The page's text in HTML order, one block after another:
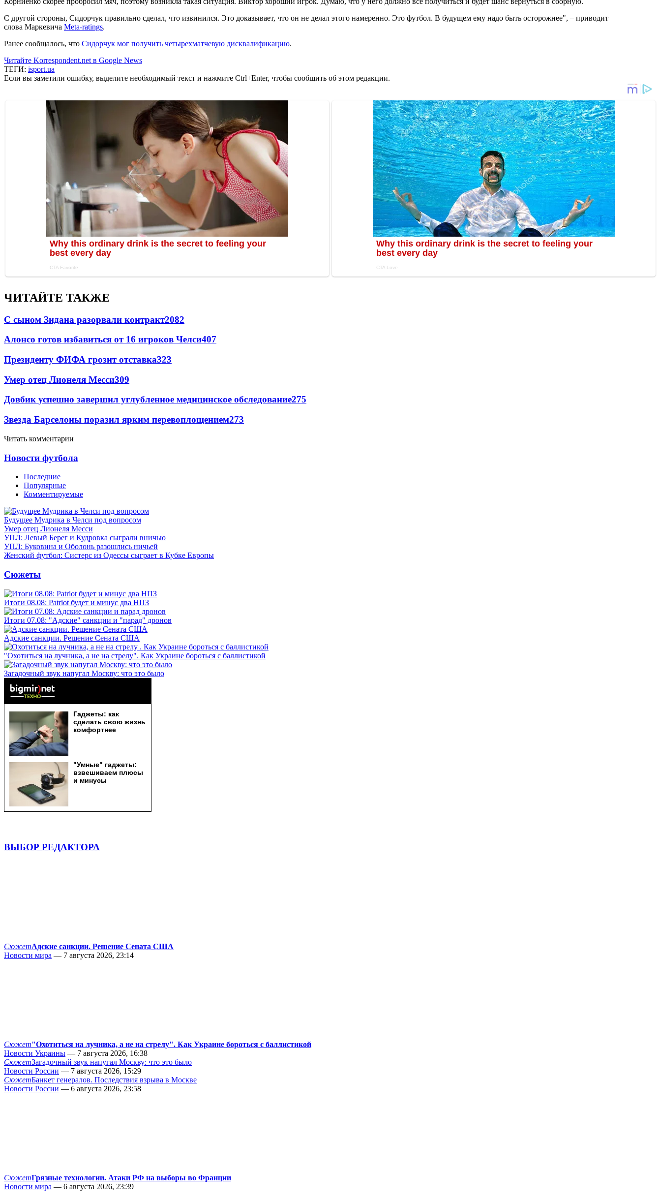
С другой стороны, Сидорчук правильно сделал, что извинился. Это доказывает, что он не делал этого намеренно. Это футбол. В будущем ему надо быть осторожнее", – приводит
слова Маркевича Meta-ratings.
Ранее сообщалось, что Сидорчук мог получить четырехматчевую дисквалификацию.
Читайте Korrespondent.net в Google News
ТЕГИ: isport.ua
Если вы заметили ошибку, выделите необходимый текст и нажмите Ctrl+Enter, чтобы сообщить об этом редакции.
ЧИТАЙТЕ ТАКЖЕ
С сыном Зидана разорвали контракт2082
Алонсо готов избавиться от 16 игроков Челси407
Президенту ФИФА грозит отставка323
Умер отец Лионеля Месси309
Довбик успешно завершил углубленное медицинское обследование275
Звезда Барселоны поразил ярким перевоплощением273
Читать комментарии
Новости футбола
Последние
Популярные
Комментируемые
Будущее Мудрика в Челси под вопросом
Умер отец Лионеля Месси
УПЛ: Левый Берег и Кудровка сыграли вничью
УПЛ: Буковина и Оболонь разошлись ничьей
Женский футбол: Систерс из Одессы сыграет в Кубке Европы
Сюжеты
Итоги 08.08: Patriot будет и минус два НПЗ
Итоги 07.08: "Адские" санкции и "парад" дронов
Адские санкции. Решение Сената США
"Охотиться на лучника, а не на стрелу". Как Украине бороться с баллистикой
Загадочный звук напугал Москву: что это было
ВЫБОР РЕДАКТОРА
СюжетАдские санкции. Решение Сената США
Новости мира — 7 августа 2026, 23:14
Сюжет"Охотиться на лучника, а не на стрелу". Как Украине бороться с баллистикой
Новости Украины — 7 августа 2026, 16:38
СюжетЗагадочный звук напугал Москву: что это было
Новости России — 7 августа 2026, 15:29
СюжетБанкет генералов. Последствия взрыва в Москве
Новости России — 6 августа 2026, 23:58
СюжетГрязные технологии. Атаки РФ на выборы во Франции
Новости мира — 6 августа 2026, 23:39